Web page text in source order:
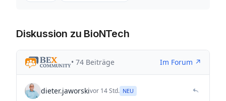
Diskussion zu BioNTech